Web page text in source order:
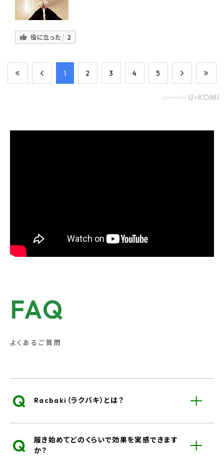
役に立った 2
​1 ​2 ​3 ​4 ​5
FAQ
よくあるご質問
Q Racbaki（ラクバキ）とは？
Q
履き始めてどのくらいで効果を実感できます
か？